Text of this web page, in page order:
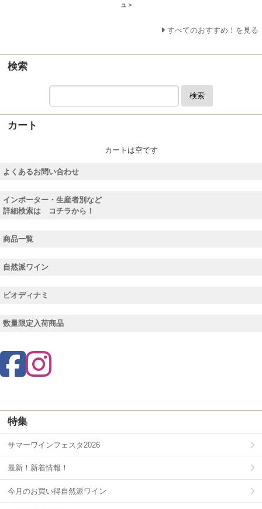
ュ＞
すべてのおすすめ！を見る
検索
検索
カート
カートは空です
よくあるお問い合わせ
インポーター・生産者別など
詳細検索は コチラから！
商品一覧
自然派ワイン
ビオディナミ
数量限定入荷商品
特集
サマーワインフェスタ2026
最新！新着情報！
今月のお買い得自然派ワイン